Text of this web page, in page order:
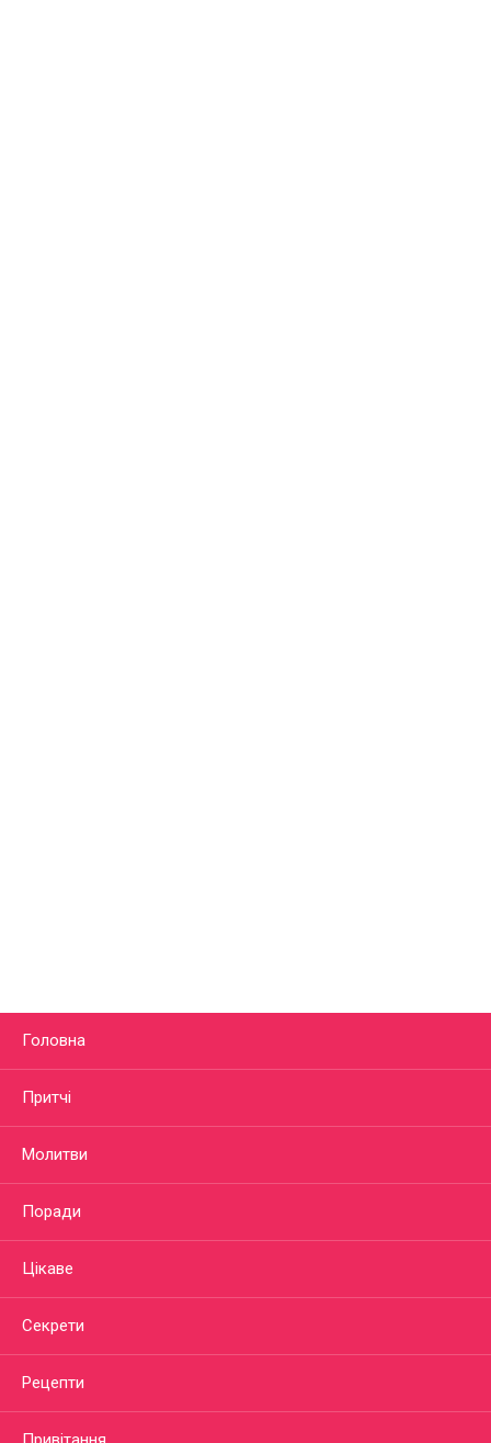
Головна
Притчі
Молитви
Поради
Цікаве
Секрети
Рецепти